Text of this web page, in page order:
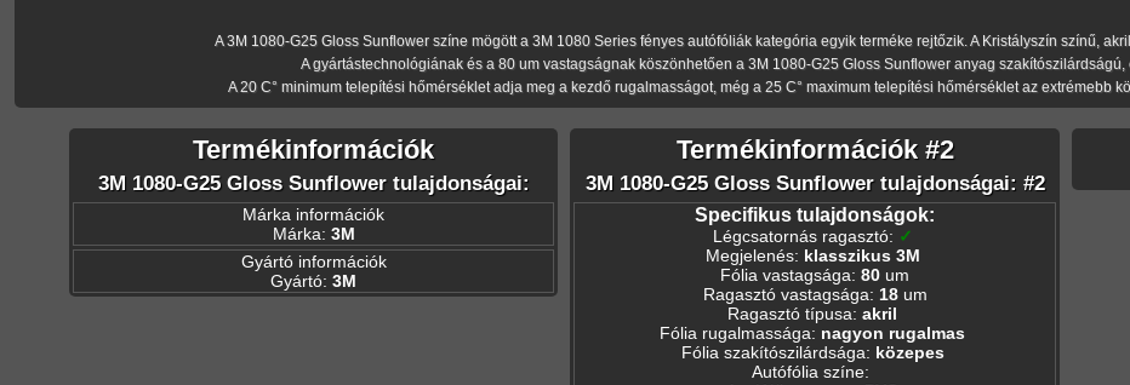
A 3M 1080-G25 Gloss Sunflower színe mögött a 3M 1080 Series fényes autófóliák kategória egyik terméke rejtőzik. A Kristályszín színű,
A gyártástechnológiának és a 80 um vastagságnak köszönhetően a 3M 1080-G25 Gloss Sunflower anyag szakítószilárdságú,
A 20 C° minimum telepítési hőmérséklet adja meg a kezdő rugalmasságot, még a 25 C° maximum telepítési hőmérséklet az extrémebb
Termékinformációk
3M 1080-G25 Gloss Sunflower tulajdonságai:
Márka információk
Márka: 3M
Gyártó információk
Gyártó: 3M
Termékinformációk #2
3M 1080-G25 Gloss Sunflower tulajdonságai: #2
Specifikus tulajdonságok:
Légcsatornás ragasztó: ✓
Megjelenés: klasszikus 3M
Fólia vastagsága: 80 um
Ragasztó vastagsága: 18 um
Ragasztó típusa: akril
Fólia rugalmassága: nagyon rugalmas
Fólia szakítószilárdsága: közepes
Autófólia színe: